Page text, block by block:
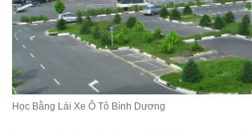
Học Bằng Lái Xe Ô Tô Bình Dương